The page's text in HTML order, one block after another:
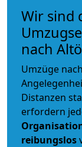
Wir sind
nach
Umzüge
Distanzen
erfordern
reibungslos